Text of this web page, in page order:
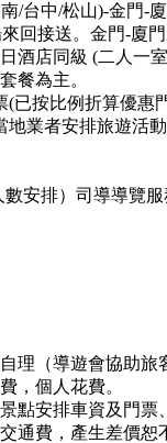
/台中/松山)-金門-
回接送。金門-廈
酒店同級 (二人一
餐為主。
(已按比例折算優惠
地業者安排旅遊活
數安排）司導導覽
理（導遊會協助旅
，個人花費。
點安排車資及門票
通費，產生差價